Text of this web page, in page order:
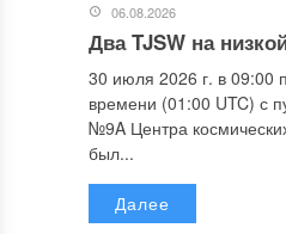
06.08.2026
Два TJSW на
30 июля 2026 г. в 09:00
времени (01:00 UTC) с
№9A Центра
был...
Далее